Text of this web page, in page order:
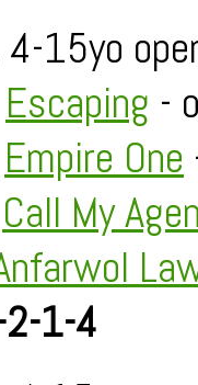
4-15yo
Escaping -
Empire One
Call My
1-4